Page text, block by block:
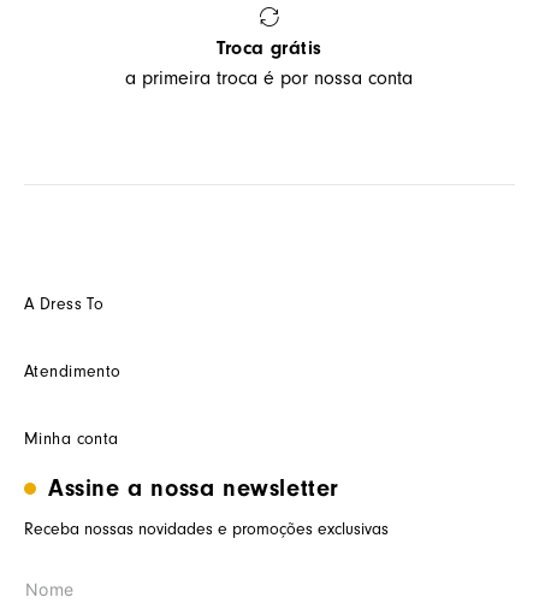
Troca grátis
a primeira troca é por nossa conta
A Dress To
Futuro
Seja um(a) cliente multimarca
Trabalhe conosco
Nossas lojas
Atendimento
Como trocar
Termos de uso
Prazos de entrega
LGPD
Minha conta
Minha conta
Assine a nossa newsletter
Receba nossas novidades e promoções exclusivas